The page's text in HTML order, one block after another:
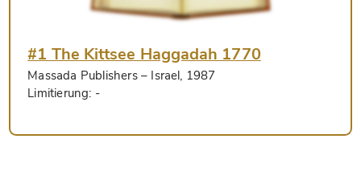
#1 The Kittsee Haggadah 1770
Massada Publishers– Israel, 1987
Limitierung: -